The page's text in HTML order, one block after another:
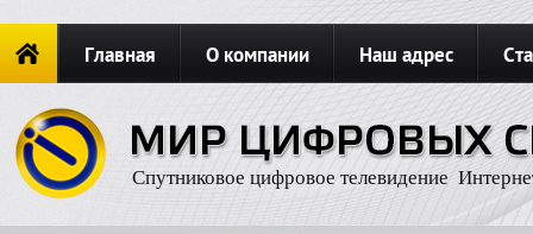
Главная О компании Наш адрес
Новости Карта сайта
Спутниковое цифровое телевидение